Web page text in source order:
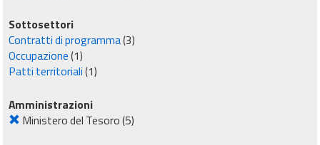
Sottosettori
Contratti di programma(3)
Occupazione(1)
Patti territoriali(1)
Amministrazioni
Ministero del Tesoro(5)